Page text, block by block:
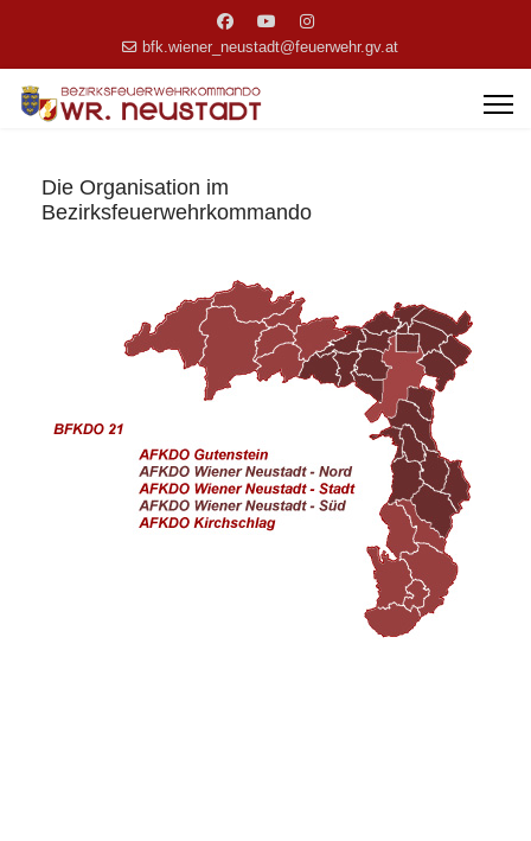
bfk.wiener_neustadt@feuerwehr.gv.at
Die Organisation im
Bezirksfeuerwehrkommando